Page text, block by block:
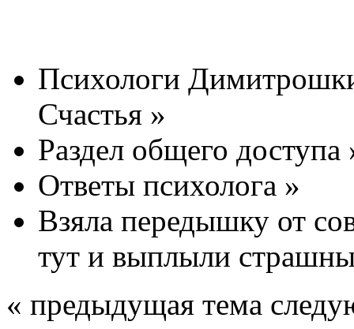
Психологи
Счастья »
Раздел общего доступа
Ответы психолога »
Взяла передышку от
тут и выплыли
« предыдущая тема